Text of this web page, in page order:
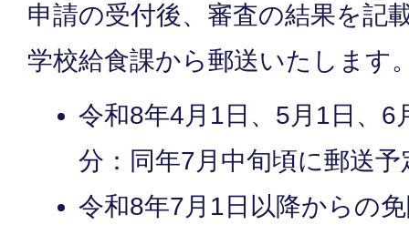
申請の受付後、審査の結果を記
学校給食課から郵送いたします
令和8年4月1日、5月1日、6
分：同年7月中旬頃に郵送予
令和8年7月1日以降からの